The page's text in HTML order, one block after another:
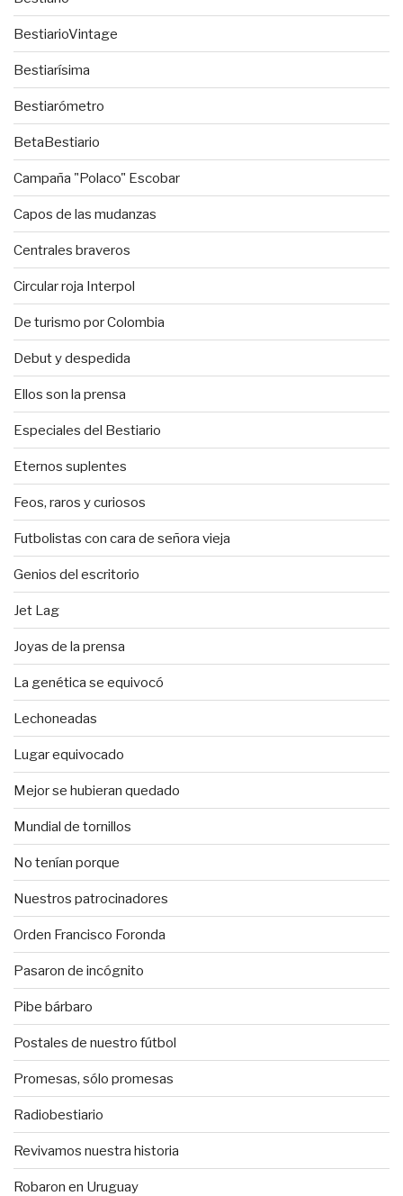
BestiarioVintage
Bestiarísima
Bestiarómetro
BetaBestiario
Campaña "Polaco" Escobar
Capos de las mudanzas
Centrales braveros
Circular roja Interpol
De turismo por Colombia
Debut y despedida
Ellos son la prensa
Especiales del Bestiario
Eternos suplentes
Feos, raros y curiosos
Futbolistas con cara de señora vieja
Genios del escritorio
Jet Lag
Joyas de la prensa
La genética se equivocó
Lechoneadas
Lugar equivocado
Mejor se hubieran quedado
Mundial de tornillos
No tenían porque
Nuestros patrocinadores
Orden Francisco Foronda
Pasaron de incógnito
Pibe bárbaro
Postales de nuestro fútbol
Promesas, sólo promesas
Radiobestiario
Revivamos nuestra historia
Robaron en Uruguay